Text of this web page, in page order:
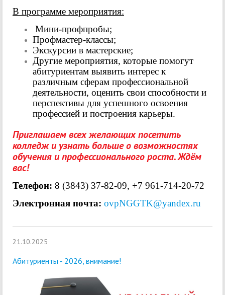
В программе мероприятия:
Мини-профпробы;
Профмастер-классы;
Экскурсии в мастерские;
Другие мероприятия, которые помогут
абитуриентам выявить интерес к
различным сферам профессиональной
деятельности, оценить свои способности и
перспективы для успешного освоения
профессией и построения карьеры.
Приглашаем всех желающих посетить
колледж и узнать больше о возможностях
обучения и профессионального роста. Ждём
вас!
Телефон: 8 (3843) 37-82-09, +7 961-714-20-72
Электронная почта: ovpNGGTK@yandex.ru
21.10.2025
Абитуриенты - 2026, внимание!